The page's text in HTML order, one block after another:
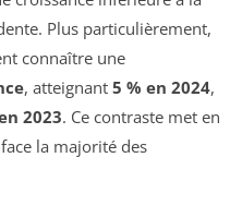
Plus particulièrement,
connaître une
, atteignant 5 % en 2024,
2023. Ce contraste met en
la majorité des